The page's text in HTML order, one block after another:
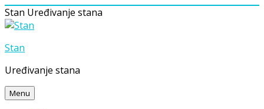
Stan Uređivanje stana
Skip
content
Stan
Uređivanje stana
Menu